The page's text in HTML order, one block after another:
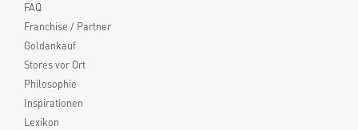
FAQ
Franchise / Partner
Goldankauf
Stores vor Ort
Philosophie
Inspirationen
Lexikon